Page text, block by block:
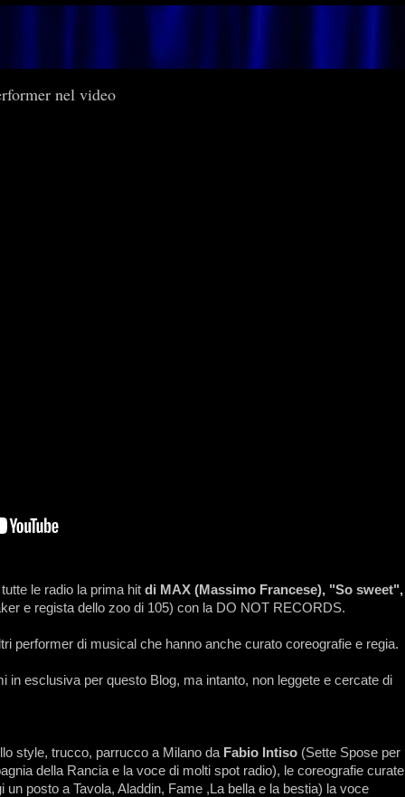
nel video
le radio la prima hit di MAX (Massimo Francese), "So sweet",
e regista dello zoo di 105) con la DO NOT RECORDS.
performer di musical che hanno anche curato coreografie e regia.
in esclusiva per questo Blog, ma intanto, non leggete e cercate di
style, trucco, parrucco a Milano da Fabio Intiso (Sette Spose per
della Rancia e la voce di molti spot radio), le coreografie curate
un posto a Tavola, Aladdin, Fame ,La bella e la bestia) la voce